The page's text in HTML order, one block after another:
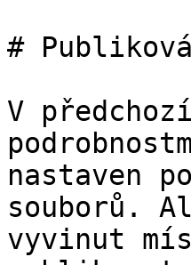
#
V
nastaven
souborů.
vyvinut